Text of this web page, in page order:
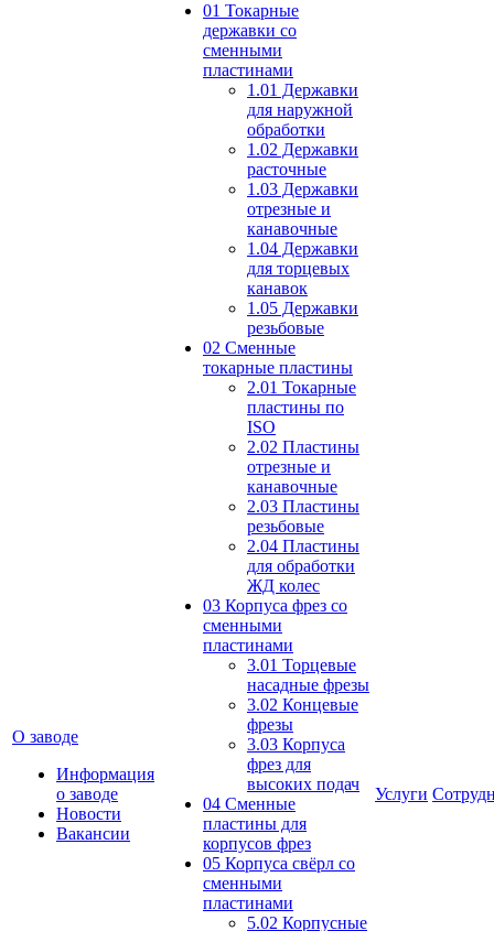
О заводе
Информация
о заводе
Новости
Вакансии
01 Токарные
державки со
сменными
пластинами
1.01 Державки
для наружной
обработки
1.02 Державки
расточные
1.03 Державки
отрезные и
канавочные
1.04 Державки
для торцевых
канавок
1.05 Державки
резьбовые
02 Сменные
токарные пластины
2.01 Токарные
пластины по
ISO
2.02 Пластины
отрезные и
канавочные
2.03 Пластины
резьбовые
2.04 Пластины
для обработки
ЖД колес
03 Корпуса фрез со
сменными
пластинами
3.01 Торцевые
насадные фрезы
3.02 Концевые
фрезы
3.03 Корпуса
фрез для
высоких подач
04 Сменные
пластины для
корпусов фрез
05 Корпуса свёрл со
сменными
пластинами
5.02 Корпусные
Услуги